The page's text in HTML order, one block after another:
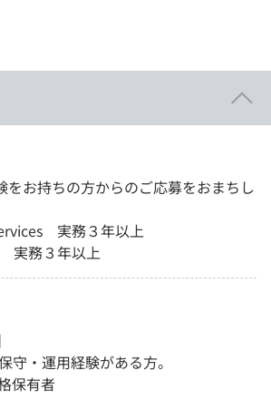
をお持ちの方からのご応募をおまちし
実務３年以上
実務３年以上
守・運用経験がある方。
保有者